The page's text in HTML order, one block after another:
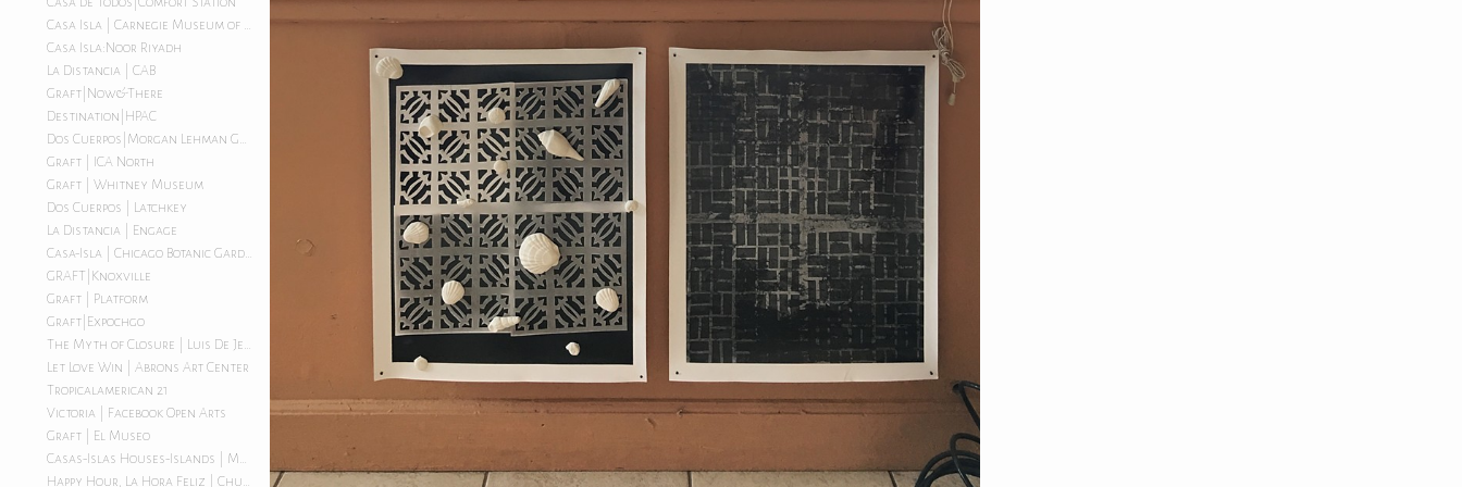
Casa Isla:Noor Riyadh
La Distancia | CAB
Graft|Now&There
Destination|HPAC
Graft | ICA North
Graft | Whitney Museum
Dos Cuerpos | Latchkey
La Distancia | Engage
Casa-Isla | Chicago Botanic Garden
GRAFT|Knoxville
Graft | Platform
Graft|Expochgo
Let Love Win | Abrons Art Center
Tropicalamerican 21
Victoria | Facebook Open Arts
Graft | El Museo